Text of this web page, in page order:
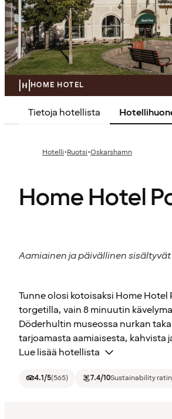
HOME HOTEL
Tietoja hotellista
Hotelli·Ruotsi·Oskarshamn
Home Hotel
Aamiainen ja päivällinen
Tunne olosi kotoisaksi Home
torgetilla, vain 8 minuutin
Döderhultin museossa nurkan
tarjoamasta aamiaisesta, kahvista
Lue lisää hotellista
4.1/5(565) 7.4/10Sustainability